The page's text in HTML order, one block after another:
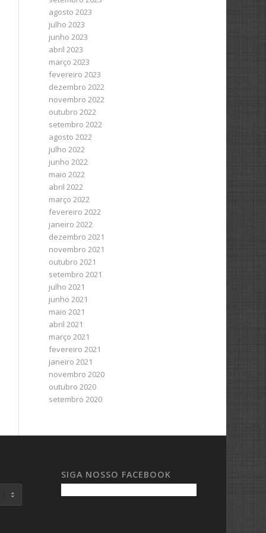
agosto 2023
julho 2023
junho 2023
abril 2023
março 2023
fevereiro 2023
dezembro 2022
novembro 2022
outubro 2022
setembro 2022
agosto 2022
julho 2022
junho 2022
maio 2022
abril 2022
março 2022
fevereiro 2022
janeiro 2022
dezembro 2021
novembro 2021
outubro 2021
setembro 2021
julho 2021
junho 2021
maio 2021
abril 2021
março 2021
fevereiro 2021
janeiro 2021
novembro 2020
outubro 2020
setembro 2020
SIGA NOSSO FACEBOOK